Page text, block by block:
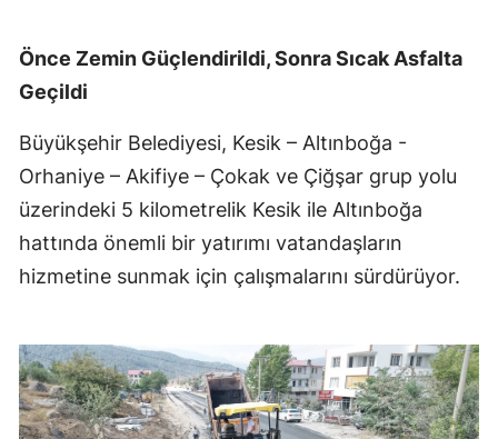
Önce Zemin Güçlendirildi, Sonra Sıcak Asfalta
Geçildi
Büyükşehir Belediyesi, Kesik – Altınboğa -
Orhaniye – Akifiye – Çokak ve Çiğşar grup yolu
üzerindeki 5 kilometrelik Kesik ile Altınboğa
hattında önemli bir yatırımı vatandaşların
hizmetine sunmak için çalışmalarını sürdürüyor.